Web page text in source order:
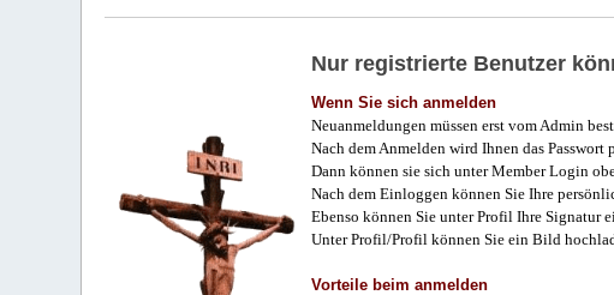
Nur registrierte Benutzer
Wenn Sie sich anmelden
Neuanmeldungen müssen erst vom Admin
Nach dem Anmelden wird Ihnen das Passwort
Dann können sie sich unter Member Login
Nach dem Einloggen können Sie Ihre
Ebenso können Sie unter Profil Ihre Signatur
Unter Profil/Profil können Sie ein Bild
Vorteile beim anmelden